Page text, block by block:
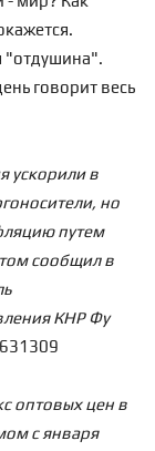
"отдушина".
говорит весь
ускорили в
но
путем
сообщил в
КНР Фу
оптовых цен в
с января